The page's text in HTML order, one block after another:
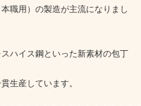
職用）の製造が主流になりまし
ハイス鋼といった新素材の包丁
生産しています。